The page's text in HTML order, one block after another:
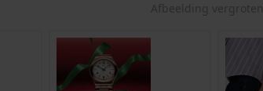
Afbeelding vergroten